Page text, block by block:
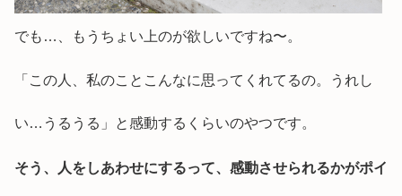
でも…、もうちょい上のが欲しいですね〜。
「この人、私のことこんなに思ってくれてるの。うれし
い…うるうる」と感動するくらいのやつです。
そう、人をしあわせにするって、感動させられるかがポイ